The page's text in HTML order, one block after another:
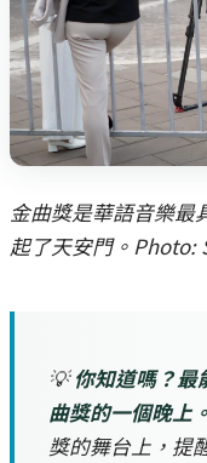
金曲獎是華語音樂最
起了天安門。Photo:
💡你知道嗎？最
曲獎的一個晚上。
獎的舞台上，提